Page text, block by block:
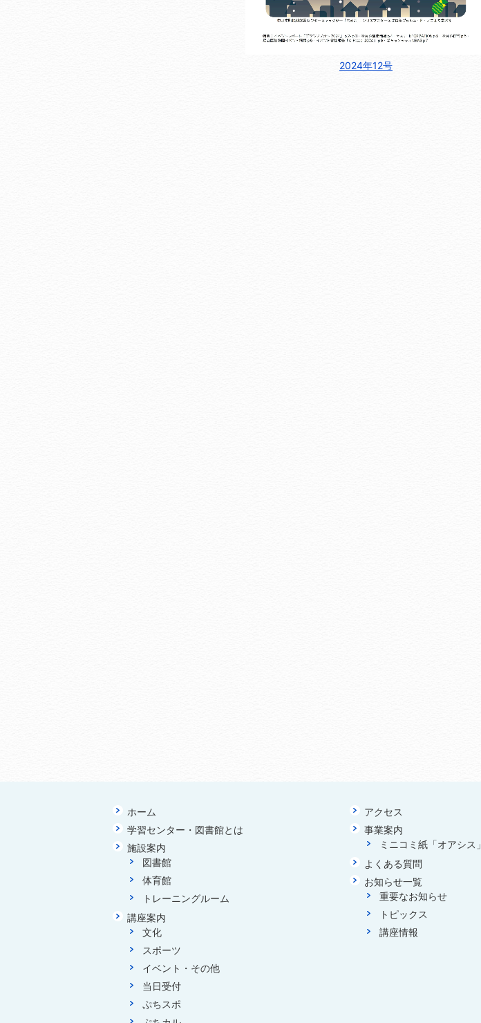
2024年12号
ホーム
学習センター・図書館とは
施設案内
図書館
体育館
トレーニングルーム
講座案内
文化
スポーツ
イベント・その他
当日受付
ぷちスポ
アクセス
事業案内
ミニコミ紙「オアシス」
よくある質問
お知らせ一覧
重要なお知らせ
トピックス
講座情報